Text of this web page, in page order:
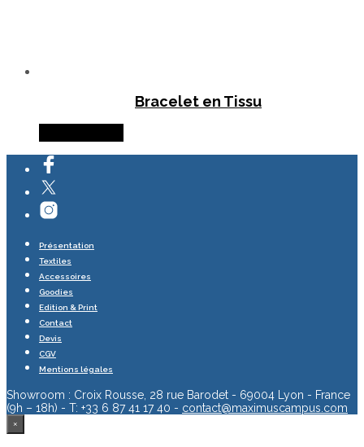
Bracelet en Tissu
Présentation
Textiles
Accessoires
Goodies
Edition & Print
Contact
Devis
CGV
Mentions légales
Showroom : Croix Rousse, 28 rue Barodet - 69004 Lyon - France
(9h – 18h) - T: +33 6 87 41 17 40 - contact@maximuscampus.com
×